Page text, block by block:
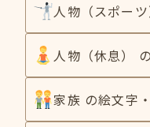
人物（スポー
人物（休息）
家族 の絵文字